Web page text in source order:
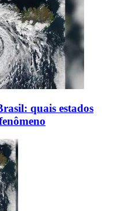
quais estados